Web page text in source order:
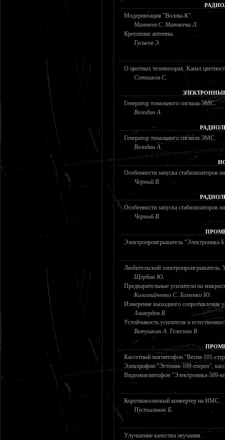
Модернизация "Волны-К".
Матвеев С. Матвеева Л.
Крепление антенны.
Гуськов Э.
О цветных телевизорах. Канал
Сотников С.
Генератор тонального сигнала ЭМС.
Володин А.
Генератор тонального сигнала ЭМС.
Володин А.
Особенности запуска стабилизаторов
Черный В.
Особенности запуска стабилизаторов
Черный В.
Электропроигрыватель
Любительский электропроигрыватель.
Щербак Ю.
Предварительные усилители на
Коломийченко С. Хоменко Ю.
Измерение выходного сопротивления
Алавердов В.
Устойчивость усилителя и
Витушкин А. Телеснин В.
Кассетный магнитофон "Весна-101-
Электрофон "Эстония-109-стерео",
Видеомагнитофон "Электроника-509-
Коротковолновый конвертер на ИМС.
Пустыльник Б.
Улучшение качества звучания.